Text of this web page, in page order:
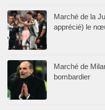
Marché de la
apprécié) le
Marché de
bombardier